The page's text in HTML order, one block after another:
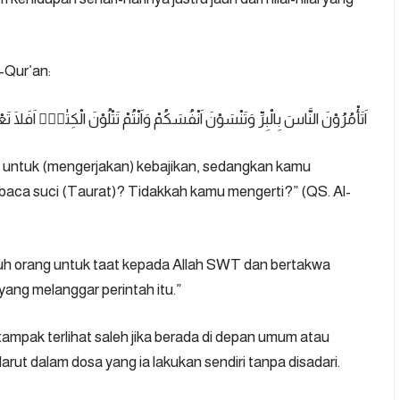
اَتَأْمُرُوْنَ النَّاسَ بِالْبِرِّ وَتَنْسَوْنَ اَنْفُسَكُمْ وَاَنْتُمْ تَتْلُوْنَ الْكِتٰبَۗ اَفَلَا
(mengerjakan) kebajikan, sedangkan kamu
suci (Taurat)? Tidakkah kamu mengerti?” (QS. Al-
orang untuk taat kepada Allah SWT dan bertakwa
melanggar perintah itu.”
terlihat saleh jika berada di depan umum atau
dalam dosa yang ia lakukan sendiri tanpa disadari.